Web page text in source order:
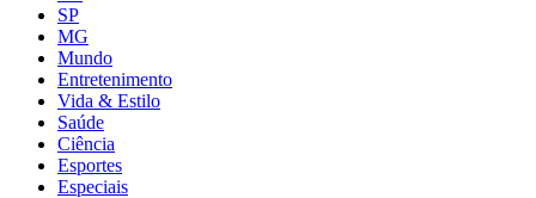
SP
MG
Mundo
Entretenimento
Vida & Estilo
Saúde
Ciência
Esportes
Especiais